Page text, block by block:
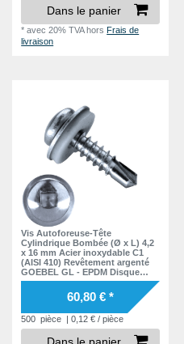
Dans le panier
*avec 20% TVAhorsFrais de
livraison
Vis Autoforeuse-Tête
Cylindrique Bombée (Ø x L) 4,2
x 16 mm Acier inoxydable C1
(AISI 410) Revêtement argenté
GOEBEL GL - EPDM Disque
DIN7504 SQ
60,80 € *
500 pièce | 0,12 € / pièce
Dans le panier